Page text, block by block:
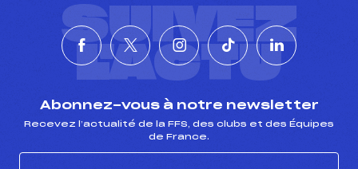
SUIVEZ
L'ACTU
Abonnez-vous à notre newsletter
Recevez l’actualité de la FFS, des clubs et des Équipes
de France.